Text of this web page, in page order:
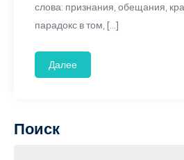
слова: признания, обещания,
парадокс в том, […]
Далее
Поиск